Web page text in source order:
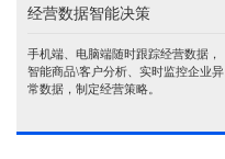
经营数据智能决策
手机端、电脑端随时跟踪经营数据，
智能商品\客户分析、实时监控企业异
常数据，制定经营策略。